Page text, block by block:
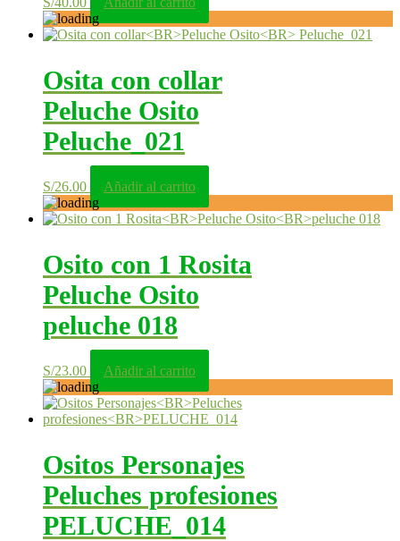
Osita con collar
Peluche Osito
Peluche_021
S/26.00 Añadir al carrito
Osito con 1 Rosita
Peluche Osito
peluche 018
S/23.00 Añadir al carrito
Ositos Personajes
Peluches profesiones
PELUCHE_014